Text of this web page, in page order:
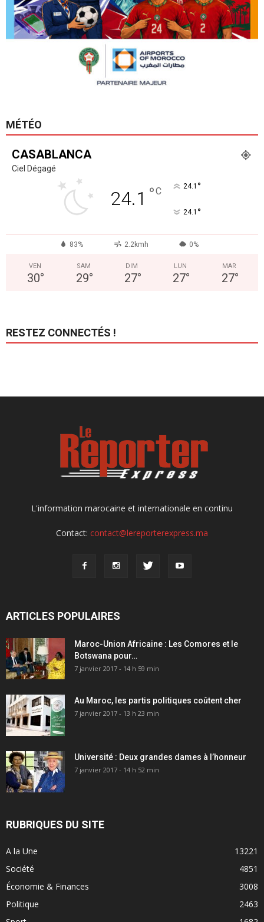
MÉTÉO
CASABLANCA
Ciel Dégagé
24.1 °C 24.1 °
24.1 °
83% 2.2kmh 0%
VEN
30°
SAM
29°
DIM
27°
LUN
27°
MAR
27°
RESTEZ CONNECTÉS !
L'information marocaine et internationale en continu
Contact: contact@lereporterexpress.ma
ARTICLES POPULAIRES
Maroc-Union Africaine : Les Comores et le
Botswana pour…
7 janvier 2017 - 14 h 59 min
Au Maroc, les partis politiques coûtent cher
7 janvier 2017 - 13 h 23 min
Université : Deux grandes dames à l’honneur
7 janvier 2017 - 14 h 52 min
RUBRIQUES DU SITE
A la Une
13221
Société
4851
Économie & Finances
3008
Politique
2463